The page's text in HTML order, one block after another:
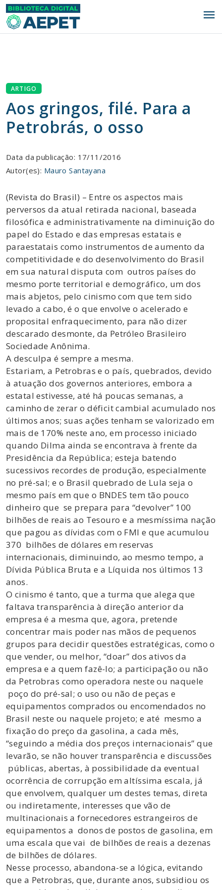
menu
ARTIGO
Aos gringos, filé. Para a
Petrobrás, o osso
Data da publicação: 17/11/2016
Autor(es): Mauro Santayana
(Revista do Brasil) – Entre os aspectos mais
perversos da atual retirada nacional, baseada
filosófica e administrativamente na diminuição do
papel do Estado e das empresas estatais e
paraestatais como instrumentos de aumento da
competitividade e do desenvolvimento do Brasil
em sua natural disputa com outros países do
mesmo porte territorial e demográfico, um dos
mais abjetos, pelo cinismo com que tem sido
levado a cabo, é o que envolve o acelerado e
proposital enfraquecimento, para não dizer
descarado desmonte, da Petróleo Brasileiro
Sociedade Anônima.
A desculpa é sempre a mesma.
Estariam, a Petrobras e o país, quebrados, devido
à atuação dos governos anteriores, embora a
estatal estivesse, até há poucas semanas, a
caminho de zerar o déficit cambial acumulado nos
últimos anos; suas ações tenham se valorizado em
mais de 170% neste ano, em processo iniciado
quando Dilma ainda se encontrava à frente da
Presidência da República; esteja batendo
sucessivos recordes de produção, especialmente
no pré-sal; e o Brasil quebrado de Lula seja o
mesmo país em que o BNDES tem tão pouco
dinheiro que se prepara para “devolver” 100
bilhões de reais ao Tesouro e a mesmíssima nação
que pagou as dívidas com o FMI e que acumulou
370 bilhões de dólares em reservas
internacionais, diminuindo, ao mesmo tempo, a
Dívida Pública Bruta e a Líquida nos últimos 13
anos.
O cinismo é tanto, que a turma que alega que
faltava transparência à direção anterior da
empresa é a mesma que, agora, pretende
concentrar mais poder nas mãos de pequenos
grupos para decidir questões estratégicas, como o
que vender, ou melhor, “doar” dos ativos da
empresa e a quem fazê-lo; a participação ou não
da Petrobras como operadora neste ou naquele
poço do pré-sal; o uso ou não de peças e
equipamentos comprados ou encomendados no
Brasil neste ou naquele projeto; e até mesmo a
fixação do preço da gasolina, a cada mês,
“seguindo a média dos preços internacionais” que
levarão, se não houver transparência e discussões
públicas, abertas, à possibilidade da eventual
ocorrência de corrupção em altíssima escala, já
que envolvem, qualquer um destes temas, direta
ou indiretamente, interesses que vão de
multinacionais a fornecedores estrangeiros de
equipamentos a donos de postos de gasolina, em
uma escala que vai de bilhões de reais a dezenas
de bilhões de dólares.
Nesse processo, abandona-se a lógica, evitando
que a Petrobras, que, durante anos, subsidiou os